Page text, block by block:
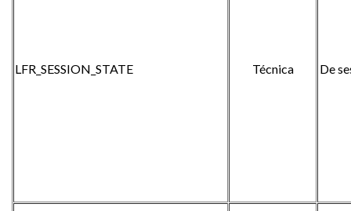
LFR_SESSION_STATE Técnica De